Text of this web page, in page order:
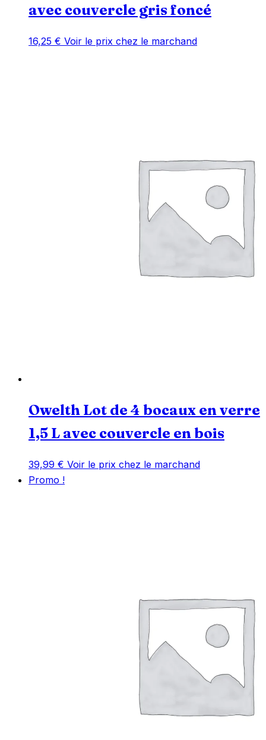
avec couvercle gris foncé
16,25 € Voir le prix chez le marchand
Owelth Lot de 4 bocaux en verre
1,5 L avec couvercle en bois
39,99 € Voir le prix chez le marchand
Promo !